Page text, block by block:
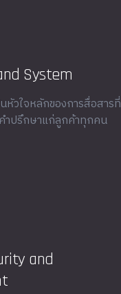
System
หัวใจหลักของการสื่อสารที่
ำปรึกษาแก่ลูกค้าทุกคน
and